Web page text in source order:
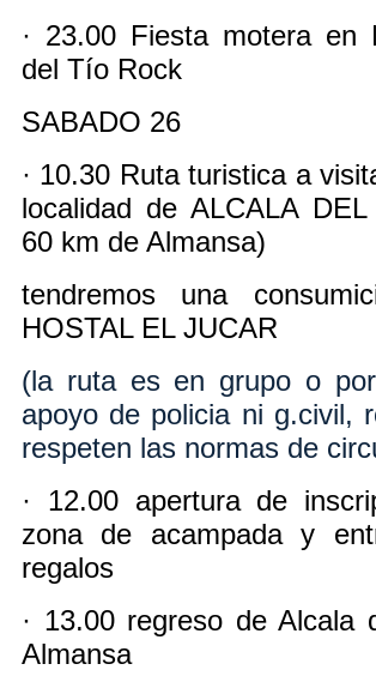
· 23.00 Fiesta motera en
del Tío Rock
SABADO 26
· 10.30 Ruta turistica a
localidad de ALCALA
60 km de Almansa)
tendremos una
HOSTAL EL JUCAR
(la ruta es en grupo o
apoyo de policia ni g.civil,
respeten las normas de
· 12.00 apertura de
zona de acampada y
regalos
· 13.00 regreso de Alcala
Almansa